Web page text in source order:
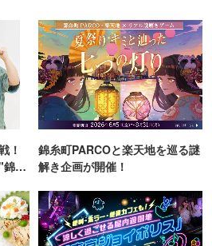
！
錦糸
錦糸町PARCOと楽天地を巡る謎
解き企画が開催！